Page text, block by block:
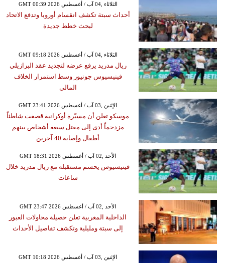
GMT 00:39 2026 الثلاثاء ,04 آب / أغسطس
أحداث سبتة تكشف انقسام أوروبا وتدفع الاتحاد
لبحث خطط جديدة
GMT 09:18 2026 الثلاثاء ,04 آب / أغسطس
ريال مدريد يرفع عرضه لتجديد عقد البرازيلي
فينيسيوس جونيور وسط استمرار الخلاف
المالي
GMT 23:41 2026 الإثنين ,03 آب / أغسطس
موسكو تعلن أن مسيّرة أوكرانية قصفت شاطئاً
مزدحماً أدى إلى مقتل سبعة أشخاص بينهم
أطفال وإصابة 40 آخرين
GMT 18:31 2026 الأحد ,02 آب / أغسطس
فينيسيوس يحسم مستقبله مع ريال مدريد خلال
ساعات
GMT 23:47 2026 الأحد ,02 آب / أغسطس
الداخلية المغربية تعلن حصيلة محاولات العبور
إلى سبتة ومليلية وتكشف تفاصيل الأحداث
GMT 10:18 2026 الإثنين ,03 آب / أغسطس